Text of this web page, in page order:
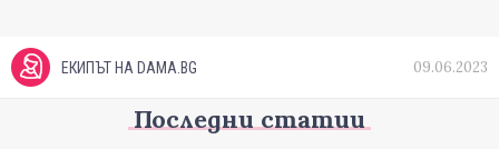
ЕКИПЪТ НА DAMA.BG 09.06.2023
Последни статии